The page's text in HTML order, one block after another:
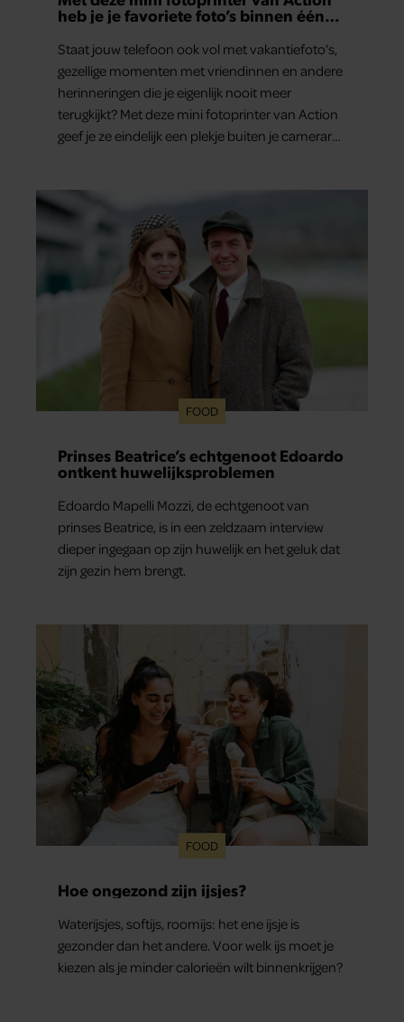
heb je je favoriete foto’s binnen één
minuut in handen
Staat jouw telefoon ook vol met vakantiefoto’s,
gezellige momenten met vriendinnen en andere
herinneringen die je eigenlijk nooit meer
terugkijkt? Met deze mini fotoprinter van Action
geef je ze eindelijk een plekje buiten je camerarol.
FOOD
Prinses Beatrice’s echtgenoot Edoardo
ontkent huwelijksproblemen
Edoardo Mapelli Mozzi, de echtgenoot van
prinses Beatrice, is in een zeldzaam interview
dieper ingegaan op zijn huwelijk en het geluk dat
zijn gezin hem brengt.
FOOD
Hoe ongezond zijn ijsjes?
Waterijsjes, softijs, roomijs: het ene ijsje is
gezonder dan het andere. Voor welk ijs moet je
kiezen als je minder calorieën wilt binnenkrijgen?